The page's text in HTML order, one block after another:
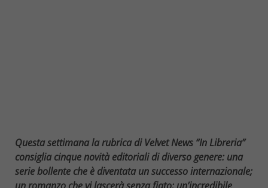
Questa settimana la rubrica di Velvet News “In Libreria”
consiglia cinque novità editoriali di diverso genere: una
serie bollente che è diventata un successo internazionale;